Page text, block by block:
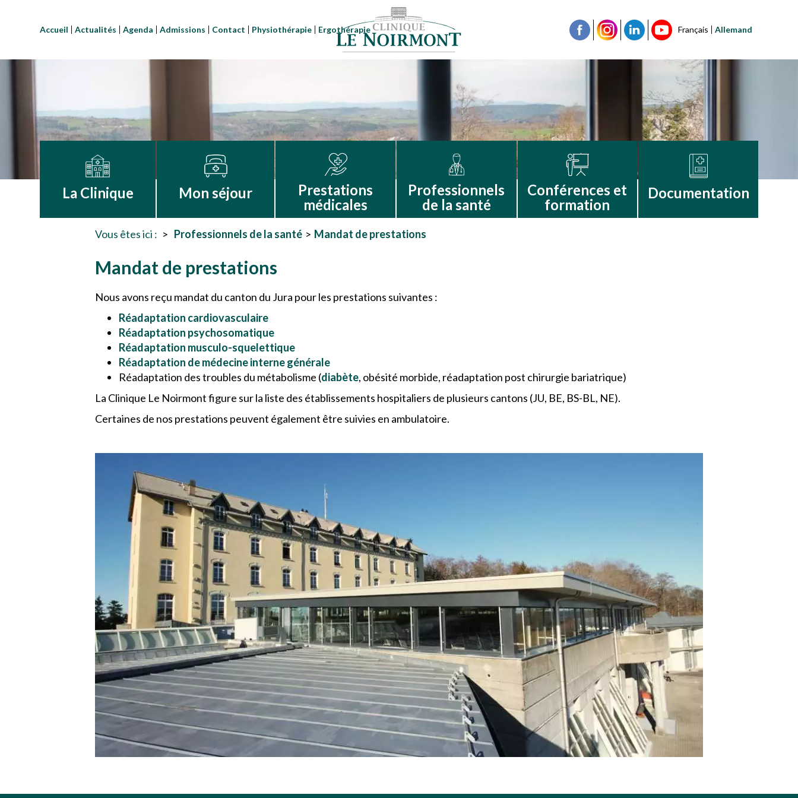
Accueil Actualités Agenda Admissions Contact Physiothérapie Ergothérapie Français Allemand
La Clinique Mon séjour
Prestations
médicales
Professionnels
de la santé
Conférences et
formation
Documentation
Vous êtes ici : Professionnels de la santé Mandat de prestations
Mandat de prestations
Nous avons reçu mandat du canton du Jura pour les prestations suivantes :
Réadaptation cardiovasculaire
Réadaptation psychosomatique
Réadaptation musculo-squelettique
Réadaptation de médecine interne générale
Réadaptation des troubles du métabolisme (diabète, obésité morbide, réadaptation post chirurgie bariatrique)
La Clinique Le Noirmont figure sur la liste des établissements hospitaliers de plusieurs cantons (JU, BE, BS-BL, NE).
Certaines de nos prestations peuvent également être suivies en ambulatoire.